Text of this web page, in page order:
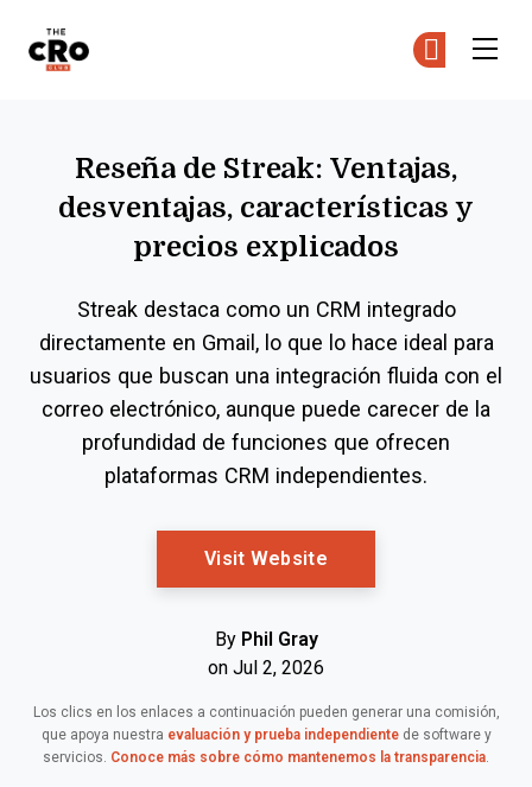
Reseña de Streak: Ventajas,
desventajas, características y
precios explicados
Streak destaca como un CRM integrado
directamente en Gmail, lo que lo hace ideal para
usuarios que buscan una integración fluida con el
correo electrónico, aunque puede carecer de la
profundidad de funciones que ofrecen
plataformas CRM independientes.
Visit Website
By Phil Gray
on Jul 2, 2026
Los clics en los enlaces a continuación pueden generar una comisión,
que apoya nuestra evaluación y prueba independientede software y
servicios. Conoce más sobre cómo mantenemos la transparencia.